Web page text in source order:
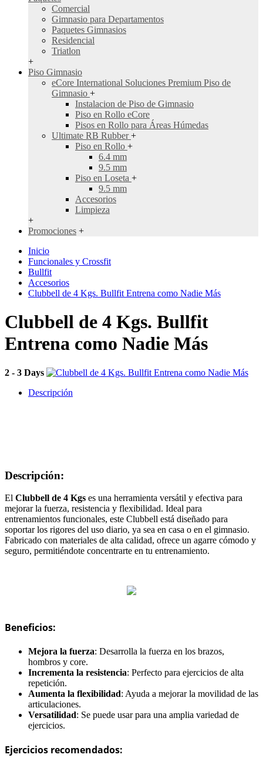
Comercial
Gimnasio para Departamentos
Paquetes Gimnasios
Residencial
Triatlon
+
Piso Gimnasio
eCore International Soluciones Premium Piso de
Gimnasio +
Instalacion de Piso de Gimnasio
Piso en Rollo eCore
Pisos en Rollo para Áreas Húmedas
Ultimate RB Rubber+
Piso en Rollo +
6.4 mm
9.5 mm
Piso en Loseta +
9.5 mm
Accesorios
Limpieza
+
Promociones +
Inicio
Funcionales y Crossfit
Bullfit
Accesorios
Clubbell de 4 Kgs. Bullfit Entrena como Nadie Más
Clubbell de 4 Kgs. Bullfit
Entrena como Nadie Más
2 - 3 Days
Descripción
Descripción:
El Clubbell de 4 Kgs es una herramienta versátil y efectiva para
mejorar la fuerza, resistencia y flexibilidad. Ideal para
entrenamientos funcionales, este Clubbell está diseñado para
soportar los rigores del uso diario, ya sea en casa o en el gimnasio.
Fabricado con materiales de alta calidad, ofrece un agarre cómodo y
seguro, permitiéndote concentrarte en tu entrenamiento.
Beneficios:
Mejora la fuerza: Desarrolla la fuerza en los brazos,
hombros y core.
Incrementa la resistencia: Perfecto para ejercicios de alta
repetición.
Aumenta la flexibilidad: Ayuda a mejorar la movilidad de las
articulaciones.
Versatilidad: Se puede usar para una amplia variedad de
ejercicios.
Ejercicios recomendados: